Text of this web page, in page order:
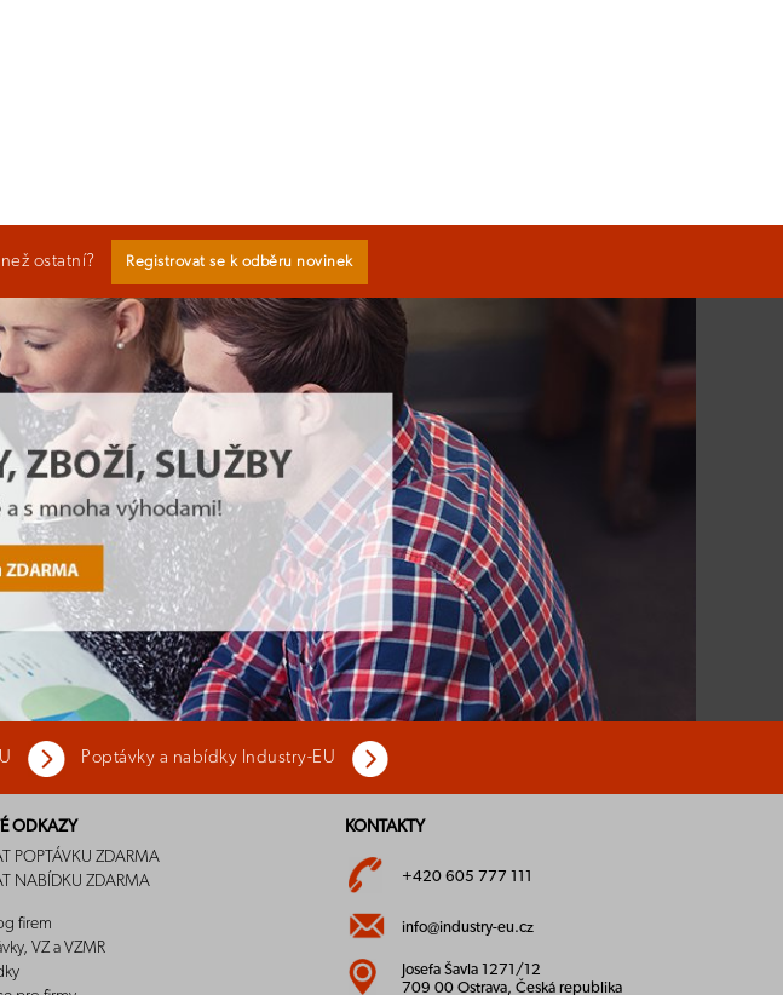
ostatní? Registrovat se k odběru novinek
Poptávky a nabídky Industry-EU
ODKAZY
POPTÁVKU ZDARMA
NABÍDKU ZDARMA
firem
VZ a VZMR
KONTAKTY
+420 605 777 111
info@industry-eu.cz
Josefa Šavla 1271/12
709 00 Ostrava, Česká republika